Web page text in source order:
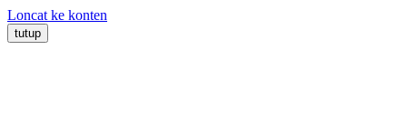
Loncat ke konten
tutup